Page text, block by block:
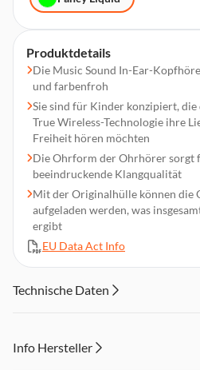
Produktdetails
Die Music Sound In-Ear-
und farbenfroh
Sie sind für Kinder konzipiert,
True Wireless-Technologie ihre
Freiheit hören möchten
Die Ohrform der Ohrhörer sorgt
beeindruckende Klangqualität
Mit der Originalhülle können die
aufgeladen werden, was
ergibt
EU Data Act Info
Technische Daten
Info Hersteller